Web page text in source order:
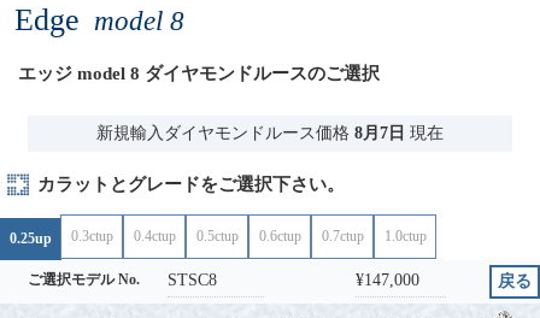
Edge model 8
エッジ model 8 ダイヤモンドルースのご選択
新規輸入ダイヤモンドルース価格 8月7日 現在
カラットとグレードをご選択下さい。
0.25up 0.3ctup 0.4ctup 0.5ctup 0.6ctup 0.7ctup 1.0ctup
ご選択モデル No. STSC8 ¥147,000 戻る